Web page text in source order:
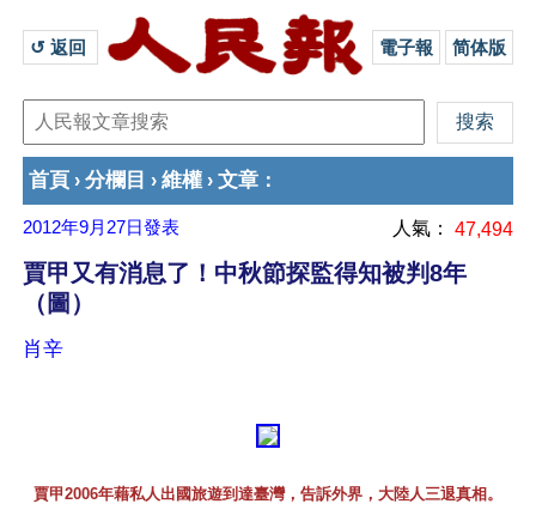
↺ 返回 電子報 简体版
首頁 › 分欄目 › 維權 › 文章 ：
2012年9月27日發表 人氣： 47,494
賈甲又有消息了！中秋節探監得知被判8年
（圖）
肖辛
賈甲2006年藉私人出國旅遊到達臺灣，告訴外界，大陸人三退真相。